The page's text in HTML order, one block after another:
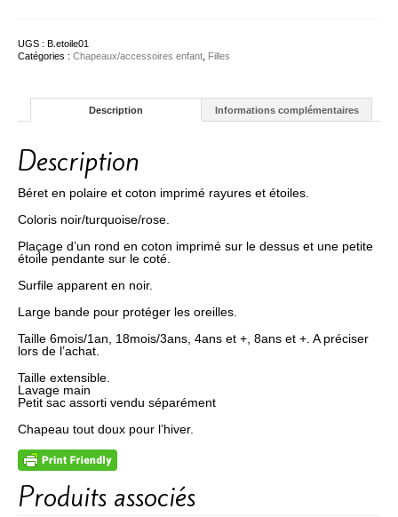
étoile"
UGS : B.etoile01
Catégories : Chapeaux/accessoires enfant Filles
Description Informations complémentaires
Description
Béret en polaire et coton imprimé rayures et étoiles.
Coloris noir/turquoise/rose.
Plaçage d’un rond en coton imprimé sur le dessus et une petite
étoile pendante sur le coté.
Surfile apparent en noir.
Large bande pour protéger les oreilles.
Taille 6mois/1an, 18mois/3ans, 4ans et +, 8ans et +. A préciser
lors de l’achat.
Taille extensible.
Lavage main
Petit sac assorti vendu séparément
Chapeau tout doux pour l’hiver.
Produits associés